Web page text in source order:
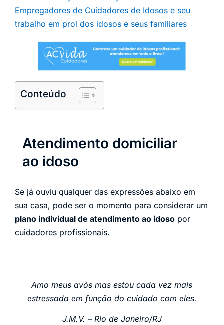
Empregadores de Cuidadores de Idosos e seu
trabalho em prol dos idosos e seus familiares
Conteúdo
Atendimento domiciliar
ao idoso
Se já ouviu qualquer das expressões abaixo em
sua casa, pode ser o momento para considerar um
plano individual de atendimento ao idoso por
cuidadores profissionais.
Amo meus avós mas estou cada vez mais
estressada em função do cuidado com eles.
J.M.V. – Rio de Janeiro/RJ